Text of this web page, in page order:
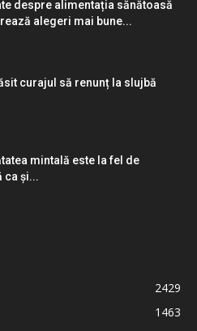
despre alimentația sănătoasă
alegeri mai bune...
curajul să renunț la slujbă
mintală este la fel de
ca și...
2429
1463